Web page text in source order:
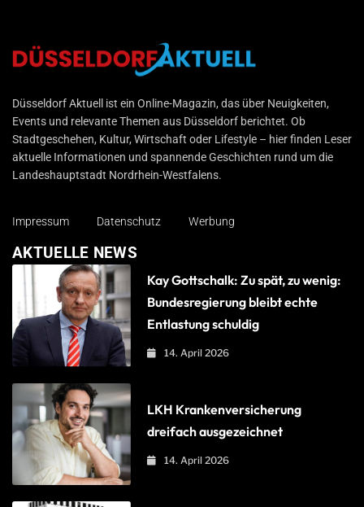
Düsseldorf Aktuell
Düsseldorf Aktuell ist ein Online-Magazin, das über Neuigkeiten,
Events und relevante Themen aus Düsseldorf berichtet. Ob
Stadtgeschehen, Kultur, Wirtschaft oder Lifestyle – hier finden Leser
aktuelle Informationen und spannende Geschichten rund um die
Landeshauptstadt Nordrhein-Westfalens.
Impressum Datenschutz Werbung
AKTUELLE NEWS
Kay Gottschalk: Zu spät, zu wenig:
Bundesregierung bleibt echte
Entlastung schuldig
14. April 2026
LKH Krankenversicherung
dreifach ausgezeichnet
14. April 2026